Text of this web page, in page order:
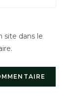
site dans le